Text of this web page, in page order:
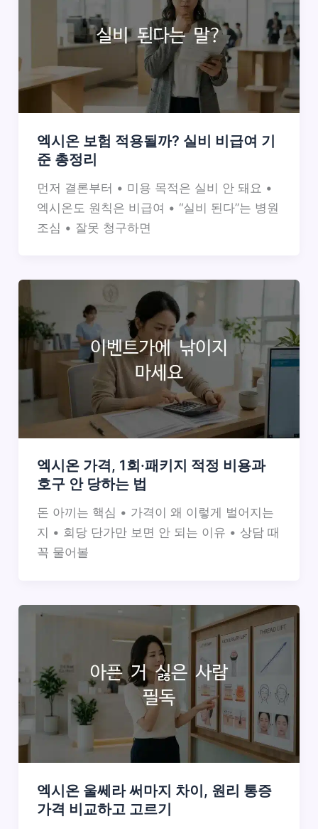
엑시온 보험 적용될까? 실비 비급여 기
준 총정리
먼저 결론부터 • 미용 목적은 실비 안 돼요 •
엑시온도 원칙은 비급여 • “실비 된다”는 병원
조심 • 잘못 청구하면
엑시온 가격, 1회·패키지 적정 비용과
호구 안 당하는 법
돈 아끼는 핵심 • 가격이 왜 이렇게 벌어지는
지 • 회당 단가만 보면 안 되는 이유 • 상담 때
꼭 물어볼
엑시온 울쎄라 써마지 차이, 원리 통증
가격 비교하고 고르기